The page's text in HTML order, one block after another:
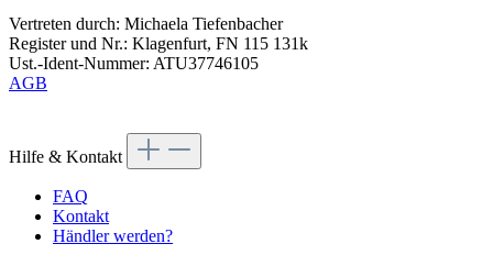
Vertreten durch: Michaela Tiefenbacher
Register und Nr.: Klagenfurt, FN 115 131k
Ust.-Ident-Nummer: ATU37746105
AGB
Hilfe & Kontakt
FAQ
Kontakt
Händler werden?